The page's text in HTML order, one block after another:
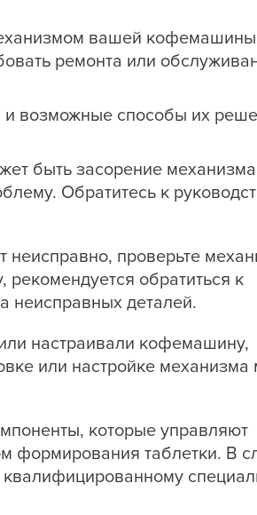
вашей
ремонта или
возможные способы их
быть засорение
Обратитесь к
проверьте
обратиться к
неисправных деталей.
настраивали кофемашину,
или настройке механизма
которые управляют
формирования таблетки. В